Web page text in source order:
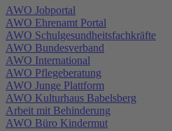
AWO Jobportal
AWO Ehrenamt Portal
AWO Schulgesundheitsfachkräfte
AWO Bundesverband
AWO International
AWO Pflegeberatung
AWO Junge Plattform
AWO Kulturhaus Babelsberg
Arbeit mit Behinderung
AWO Büro Kindermut